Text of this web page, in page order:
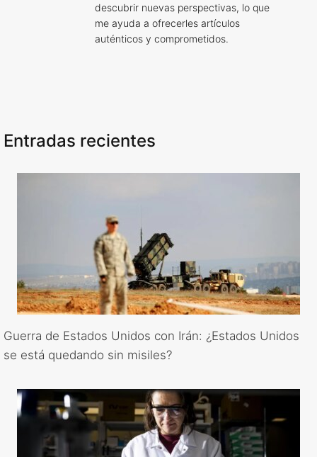
descubrir nuevas perspectivas, lo que
me ayuda a ofrecerles artículos
auténticos y comprometidos.
Entradas recientes
Guerra de Estados Unidos con Irán: ¿Estados Unidos
se está quedando sin misiles?